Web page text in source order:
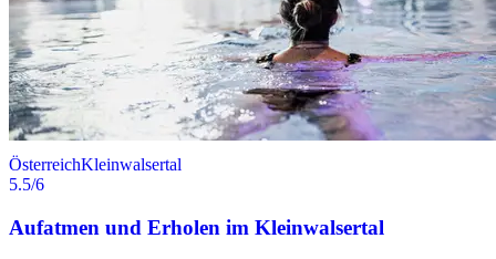
ÖsterreichKleinwalsertal
5.5/6
Aufatmen und Erholen im Kleinwalsertal